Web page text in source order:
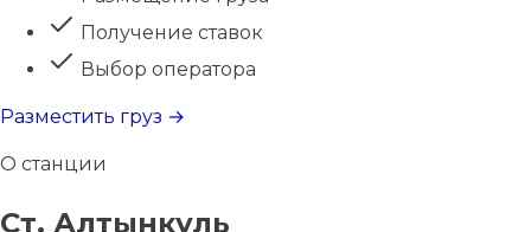
Получение ставок
Выбор оператора
Разместить груз →
О станции
Ст. Алтынкуль